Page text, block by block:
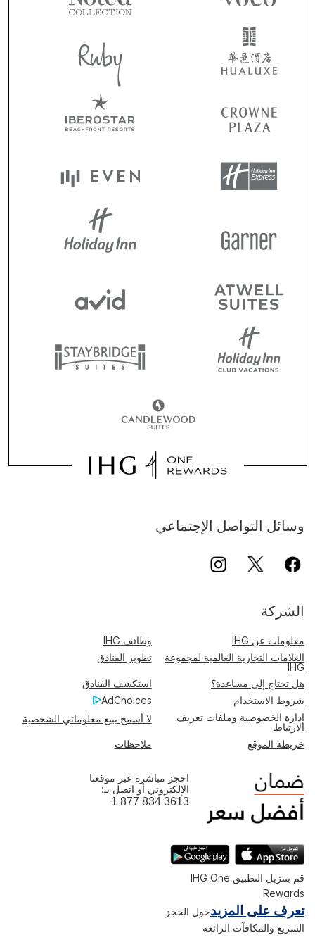
وسائل التواصل الإجتماعي
الشركة
معلومات عن IHG
وظائف IHG
العلامات التجارية العالمية لمجموعة
IHG
تطوير الفنادق
هل تحتاج إلى مساعدة؟
استكشف الفنادق
شروط الاستخدام
AdChoices
إدارة الخصوصية وملفات تعريف
الارتباط
لا أسمح ببيع معلوماتي الشخصية
خريطة الموقع ملاحظات
احجز مباشرة عبر موقعنا
الإلكتروني أو اتصل بـ:
1 877 834 3613
قم بتنزيل التطبيق IHG One
Rewards
تعرف على المزيدحول الحجز
السريع والمكافآت الرائعة